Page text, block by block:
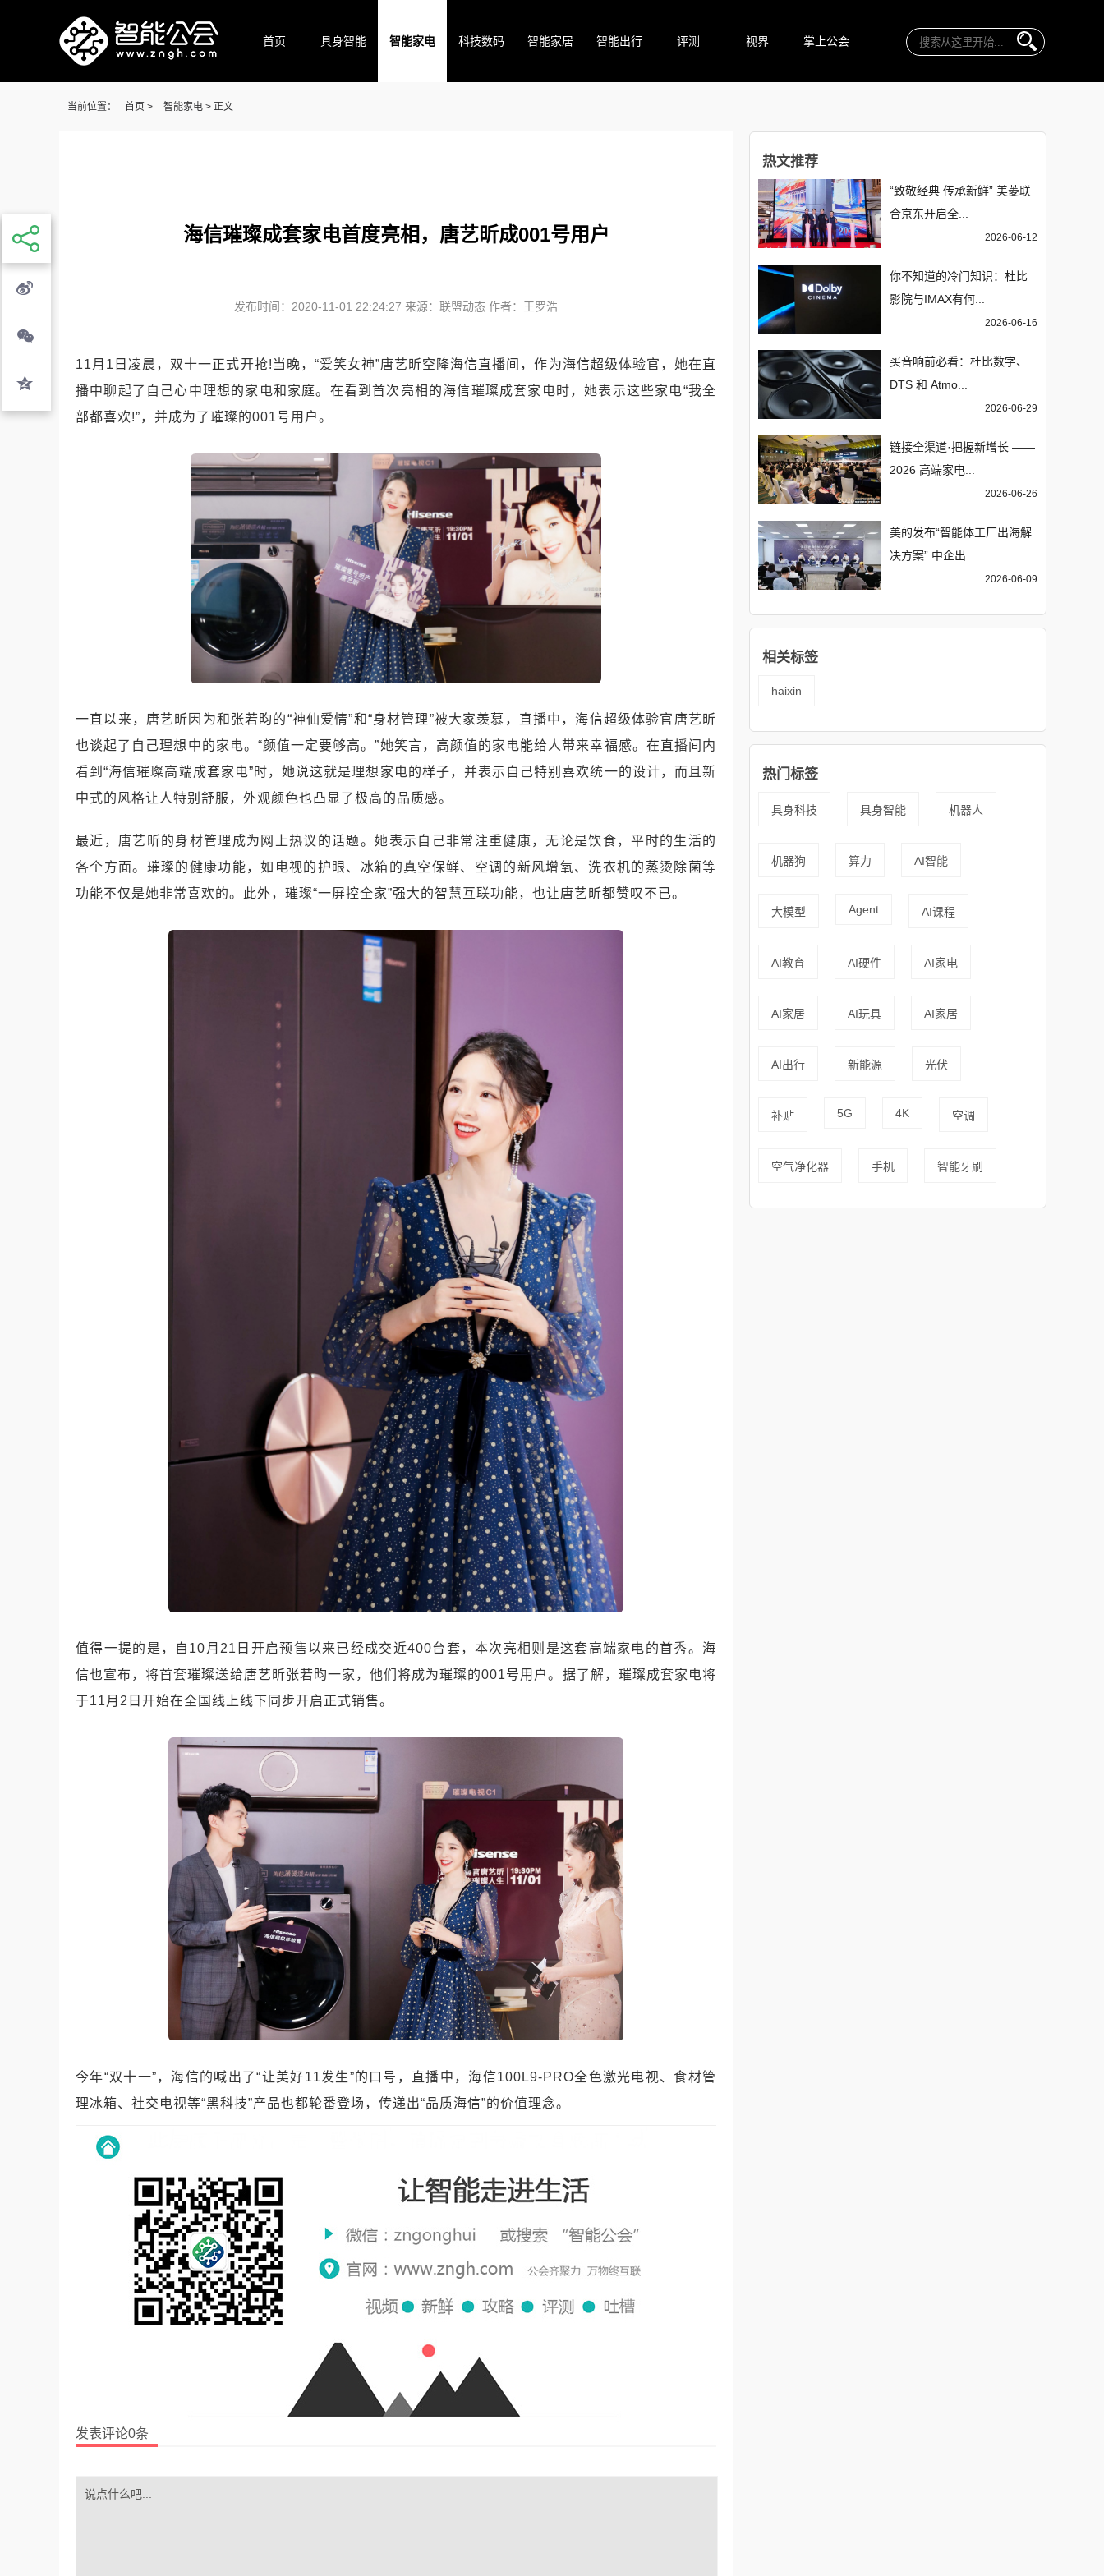
首页 具身智能 智能家电 科技数码 智能家居 智能出行 评测 视界 掌上公会
当前位置： 首页 > 智能家电 > 正文
海信璀璨成套家电首度亮相，唐艺昕成001号用户
发布时间：2020-11-01 22:24:27 来源：联盟动态 作者：王罗浩
11月1日凌晨，双十一正式开抢!当晚，“爱笑女神”唐艺昕空降海信直播间，作为海信超级体验官，她在直
播中聊起了自己心中理想的家电和家庭。在看到首次亮相的海信璀璨成套家电时，她表示这些家电“我全
部都喜欢!”，并成为了璀璨的001号用户。
一直以来，唐艺昕因为和张若昀的“神仙爱情”和“身材管理”被大家羡慕，直播中，海信超级体验官唐艺昕
也谈起了自己理想中的家电。“颜值一定要够高。”她笑言，高颜值的家电能给人带来幸福感。在直播间内
看到“海信璀璨高端成套家电”时，她说这就是理想家电的样子，并表示自己特别喜欢统一的设计，而且新
中式的风格让人特别舒服，外观颜色也凸显了极高的品质感。
最近，唐艺昕的身材管理成为网上热议的话题。她表示自己非常注重健康，无论是饮食，平时的生活的
各个方面。璀璨的健康功能，如电视的护眼、冰箱的真空保鲜、空调的新风增氧、洗衣机的蒸烫除菌等
功能不仅是她非常喜欢的。此外，璀璨“一屏控全家”强大的智慧互联功能，也让唐艺昕都赞叹不已。
值得一提的是，自10月21日开启预售以来已经成交近400台套，本次亮相则是这套高端家电的首秀。海
信也宣布，将首套璀璨送给唐艺昕张若昀一家，他们将成为璀璨的001号用户。据了解，璀璨成套家电将
于11月2日开始在全国线上线下同步开启正式销售。
今年“双十一”，海信的喊出了“让美好11发生”的口号，直播中，海信100L9-PRO全色激光电视、食材管
理冰箱、社交电视等“黑科技”产品也都轮番登场，传递出“品质海信”的价值理念。
发表评论0条
热文推荐
“致敬经典 传承新鲜” 美菱联
合京东开启全...
2026-06-12
你不知道的冷门知识：杜比
影院与IMAX有何...
2026-06-16
买音响前必看：杜比数字、
DTS 和 Atmo...
2026-06-29
链接全渠道·把握新增长 ——
2026 高端家电...
2026-06-26
美的发布“智能体工厂出海解
决方案” 中企出...
2026-06-09
相关标签
haixin
热门标签
具身科技 具身智能 机器人
机器狗 算力 AI智能
大模型 Agent AI课程
AI教育 AI硬件 AI家电
AI家居 AI玩具 AI家居
AI出行 新能源 光伏
补贴 5G 4K 空调
空气净化器 手机 智能牙刷